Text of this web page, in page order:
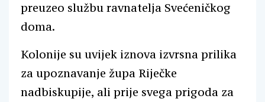
preuzeo službu ravnatelja Svećeničkog
doma.
Kolonije su uvijek iznova izvrsna prilika
za upoznavanje župa Riječke
nadbiskupije, ali prije svega prigoda za